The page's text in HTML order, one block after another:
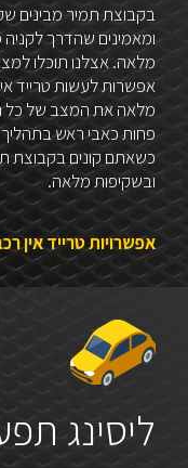
בקבוצת תמיר מבינים
ומאמינים שהדרך
מלאה. אצלנו תוכלו
אפשרות לעשות טרייד
מלאה את המצב של כל
פחות כאבי ראש
כשאתם קונים בקבוצת
ובשקיפות מלאה.
אפשרויות טרייד אין
ליסינג